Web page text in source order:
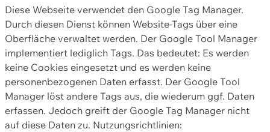
Diese Webseite verwendet den Google Tag Manager.
Durch diesen Dienst können Website-Tags über eine
Oberfläche verwaltet werden. Der Google Tool Manager
implementiert lediglich Tags. Das bedeutet: Es werden
keine Cookies eingesetzt und es werden keine
personenbezogenen Daten erfasst. Der Google Tool
Manager löst andere Tags aus, die wiederum ggf. Daten
erfassen. Jedoch greift der Google Tag Manager nicht
auf diese Daten zu. Nutzungsrichtlinien: